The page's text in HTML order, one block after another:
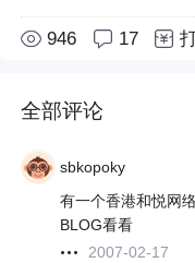
946 17
全部评论
sbkopoky
有一个香港和悦网
BLOG看看
2007-02-17